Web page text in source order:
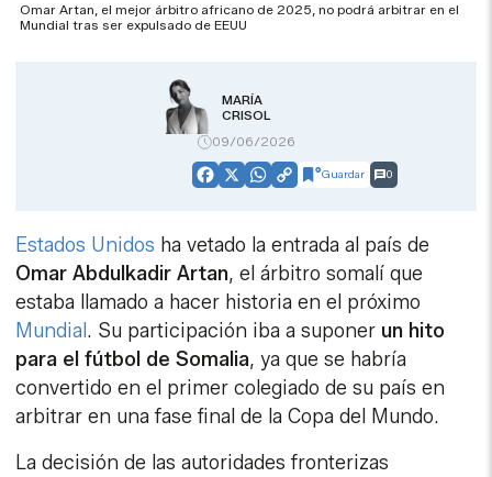
Omar Artan, el mejor árbitro africano de 2025, no podrá arbitrar en el
Mundial tras ser expulsado de EEUU
MARÍA
CRISOL
09/06/2026
Facebook
X WhatsApp
CopyGuardar 0
Estados Unidos ha vetado la entrada al país de
Omar Abdulkadir Artan, el árbitro somalí que
estaba llamado a hacer historia en el próximo
Mundial. Su participación iba a suponer un hito
para el fútbol de Somalia, ya que se habría
convertido en el primer colegiado de su país en
arbitrar en una fase final de la Copa del Mundo.
La decisión de las autoridades fronterizas